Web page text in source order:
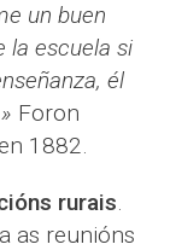
un buen
la escuela si
él
Foron
1882.
rurais.
as reunións